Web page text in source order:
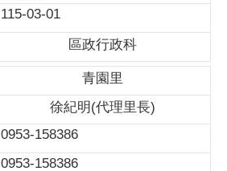
115-03-01
區政行政科
青園里
徐紀明(代理里長)
0953-158386
0953-158386